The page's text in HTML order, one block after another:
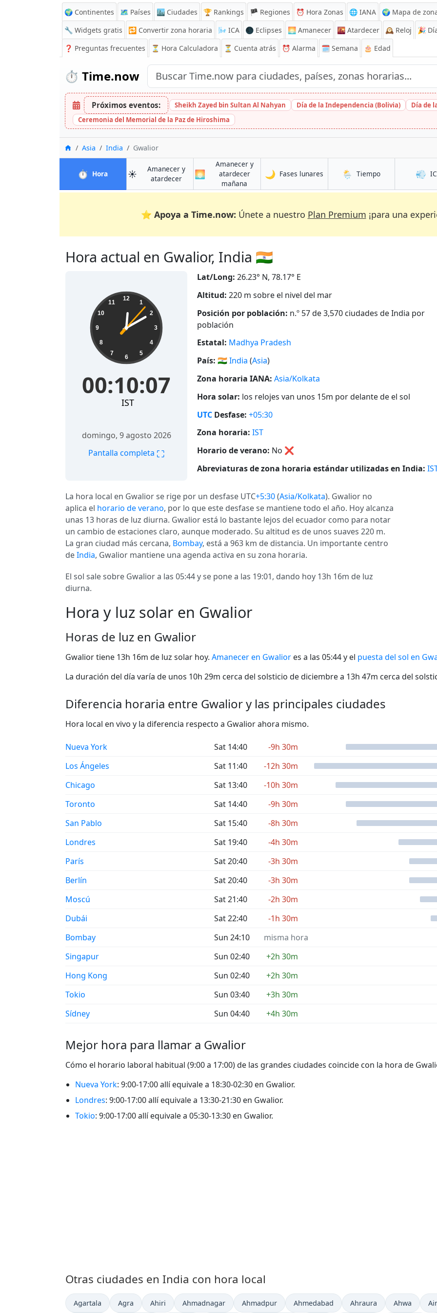
🌍 Continentes 🗺️ Países 🏙️ Ciudades 🏆 Rankings 🏴 Regiones ⏰ Hora Zonas 🌐 IANA
🌍 Mapa de
🔧 Widgets gratis
🔁 Convertir zona horaria 🌬️ ICA 🌑 Eclipses 🌅 Amanecer 🌇 Atardecer 🕰️ Reloj 🎉
❓ Preguntas frecuentes ⏳ Hora Calculadora ⏳ Cuenta atrás ⏰ Alarma 🗓️ Semana 🎂 Edad
⏱️ Time.now
Próximos eventos: Sheikh Zayed bin Sultan Al Nahyan Día de la Independencia (Bolivia)
Día de
Ceremonia del Memorial de la Paz de Hiroshima
Inicio
Asia India Gwalior
⏱️ Horaen Gwalior
☀️
Amanecer y
atardeceren Gwalior
🌅
Amanecer y
atardecer
mañana
🌙 Fases lunares en Gwalior
🌦️ Tiempoen Gwalior 💨
⭐ Apoya a Time.now: Únete a nuestro Plan Premium ¡para una
Hora actual en Gwalior, India 🇮🇳
00:10:08 12
1
2
3
4
5
6
7
8
9
10
11
00:10:08
IST
domingo, 9 agosto 2026
Pantalla completa ⛶
Lat/Long: 26.23° N, 78.17° E
Altitud: 220 m sobre el nivel del mar
Posición por población: n.º 57 de 3,570 ciudades de India por
población
Estatal: Madhya Pradesh
País: 🇮🇳India (Asia)
Zona horaria IANA: Asia/Kolkata
Hora solar: los relojes van unos 15m por delante de el sol
UTC Desfase: +05:30
Zona horaria: IST
Horario de verano: No ❌
Abreviaturas de zona horaria estándar utilizadas en India:
La hora local en Gwalior se rige por un desfase UTC+5:30(Asia/Kolkata). Gwalior no
aplica el horario de verano, por lo que este desfase se mantiene todo el año. Hoy alcanza
unas 13 horas de luz diurna. Gwalior está lo bastante lejos del ecuador como para notar
un cambio de estaciones claro, aunque moderado. Su altitud es de unos suaves 220 m.
La gran ciudad más cercana, Bombay, está a 963 km de distancia. Un importante centro
deIndia, Gwalior mantiene una agenda activa en su zona horaria.
El sol sale sobre Gwalior a las 05:44 y se pone a las 19:01, dando hoy 13h 16m de luz
diurna.
Hora y luz solar en Gwalior
Horas de luz en Gwalior
Gwalior tiene 13h 16m de luz solar hoy. Amanecer en Gwalior es a las 05:44 y el puesta del sol en
La duración del día varía de unos 10h 29m cerca del solsticio de diciembre a 13h 47m cerca del
Diferencia horaria entre Gwalior y las principales ciudades
Hora local en vivo y la diferencia respecto a Gwalior ahora mismo.
Nueva York Sat 14:40
-9h 30m
Los Ángeles
Sat 11:40
-12h 30m
Chicago
Sat 13:40
-10h 30m
Toronto
Sat 14:40
-9h 30m
San Pablo
Sat 15:40
-8h 30m
Londres
Sat 19:40
-4h 30m
París
Sat 20:40
-3h 30m
Berlín
Sat 20:40
-3h 30m
Moscú
Sat 21:40
-2h 30m
Dubái
Sat 22:40
-1h 30m
Bombay
Sun 24:10
misma hora
Singapur
Sun 02:40
+2h 30m
Hong Kong
Sun 02:40
+2h 30m
Tokio
Sun 03:40
+3h 30m
Sídney
Sun 04:40 +4h 30m
Mejor hora para llamar a Gwalior
Cómo el horario laboral habitual (9:00 a 17:00) de las grandes ciudades coincide con la hora de
Nueva York: 9:00-17:00 allí equivale a 18:30-02:30 en Gwalior.
Londres: 9:00-17:00 allí equivale a 13:30-21:30 en Gwalior.
Tokio: 9:00-17:00 allí equivale a 05:30-13:30 en Gwalior.
Otras ciudades en India con hora local
Hora actual en
Agartala Hora actual en
Agra Hora actual en
Ahiri Hora actual en
Ahmadnagar Hora actual en
Ahmadpur Hora actual en
Ahmedabad Hora actual en
Ahraura Hora actual
Ahwa